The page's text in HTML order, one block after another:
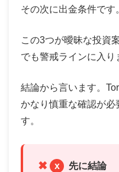
その次に出金条件です
この3つが曖昧な投資
でも警戒ラインに入り
結論から言います。
かなり慎重な確認が
す。
x 先に結論